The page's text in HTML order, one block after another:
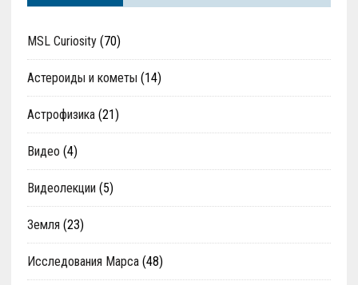
MSL Curiosity(70)
Астероиды и кометы (14)
Астрофизика(21)
Видео (4)
Видеолекции (5)
Земля (23)
Исследования Марса(48)